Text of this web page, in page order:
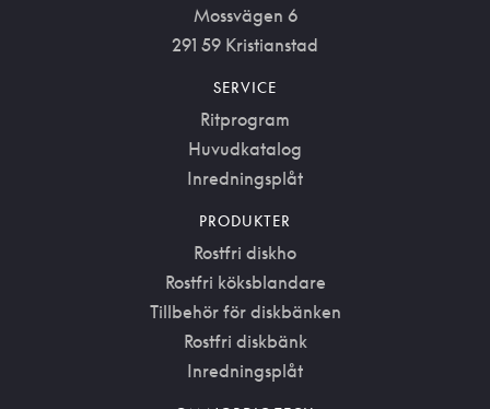
Mossvägen 6
291 59 Kristianstad
SERVICE
Ritprogram
Huvudkatalog
Inredningsplåt
PRODUKTER
Rostfri diskho
Rostfri köksblandare
Tillbehör för diskbänken
Rostfri diskbänk
Inredningsplåt